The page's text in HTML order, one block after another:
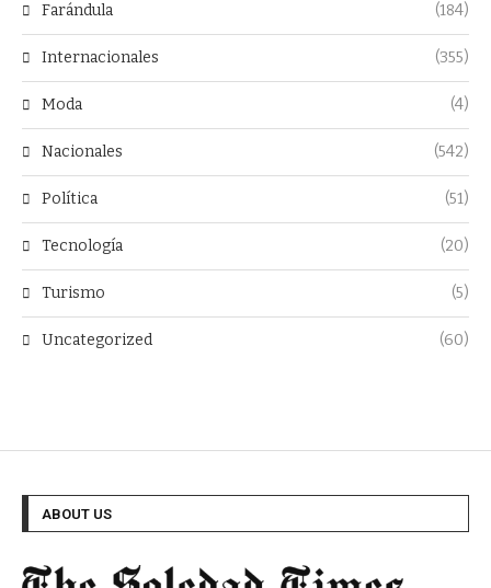
Farándula (184)
Internacionales (355)
Moda (4)
Nacionales (542)
Política (51)
Tecnología (20)
Turismo (5)
Uncategorized (60)
ABOUT US